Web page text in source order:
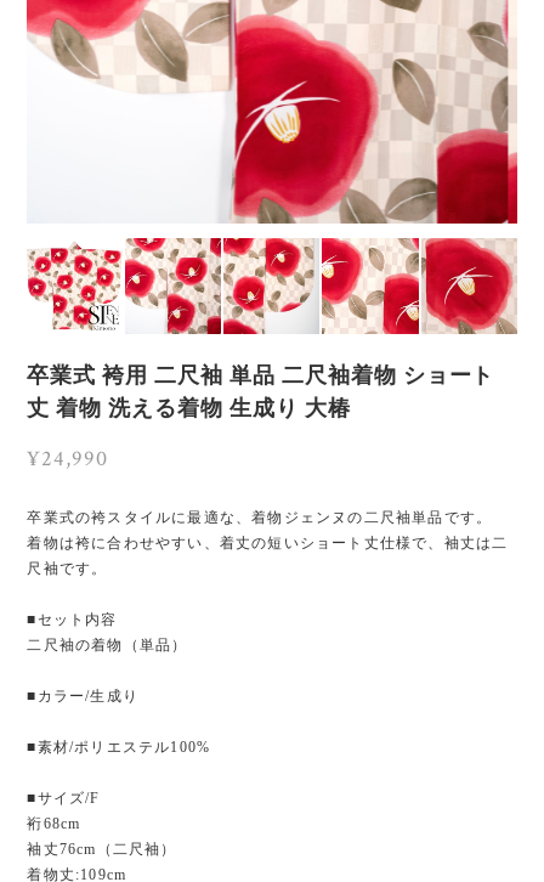
卒業式 袴用 二尺袖 単品 二尺袖着物 ショート
丈 着物 洗える着物 生成り 大椿
¥24,990
卒業式の袴スタイルに最適な、着物ジェンヌの二尺袖単品です。
着物は袴に合わせやすい、着丈の短いショート丈仕様で、袖丈は二
尺袖です。
■セット内容
二尺袖の着物（単品）
■カラー/生成り
■素材/ポリエステル100%
■サイズ/F
裄68cm
袖丈76cm（二尺袖）
着物丈:109cm